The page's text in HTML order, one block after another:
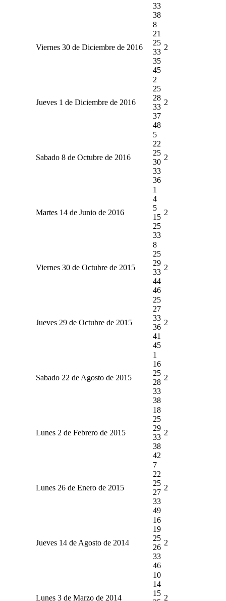
33
38
Viernes 30 de Diciembre de 2016
8
21
25
33
35
45
2
Jueves 1 de Diciembre de 2016
2
25
28
33
37
48
2
Sabado 8 de Octubre de 2016
5
22
25
30
33
36
2
Martes 14 de Junio de 2016
1
4
5
15
25
33
2
Viernes 30 de Octubre de 2015
8
25
29
33
44
46
2
Jueves 29 de Octubre de 2015
25
27
33
36
41
45
2
Sabado 22 de Agosto de 2015
1
16
25
28
33
38
2
Lunes 2 de Febrero de 2015
18
25
29
33
38
42
2
Lunes 26 de Enero de 2015
7
22
25
27
33
49
2
Jueves 14 de Agosto de 2014
16
19
25
26
33
46
2
Lunes 3 de Marzo de 2014
10
14
15
2